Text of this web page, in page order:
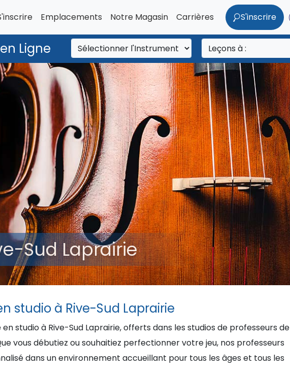
Emplacements Notre Magasin Carrières S'inscrire
Ligne
Sud Laprairie
studio à Rive-Sud Laprairie
studio à Rive-Sud Laprairie, offerts dans les studios de professeurs de
vous débutiez ou souhaitiez perfectionner votre jeu, nos professeurs
dans un environnement accueillant pour tous les âges et tous les